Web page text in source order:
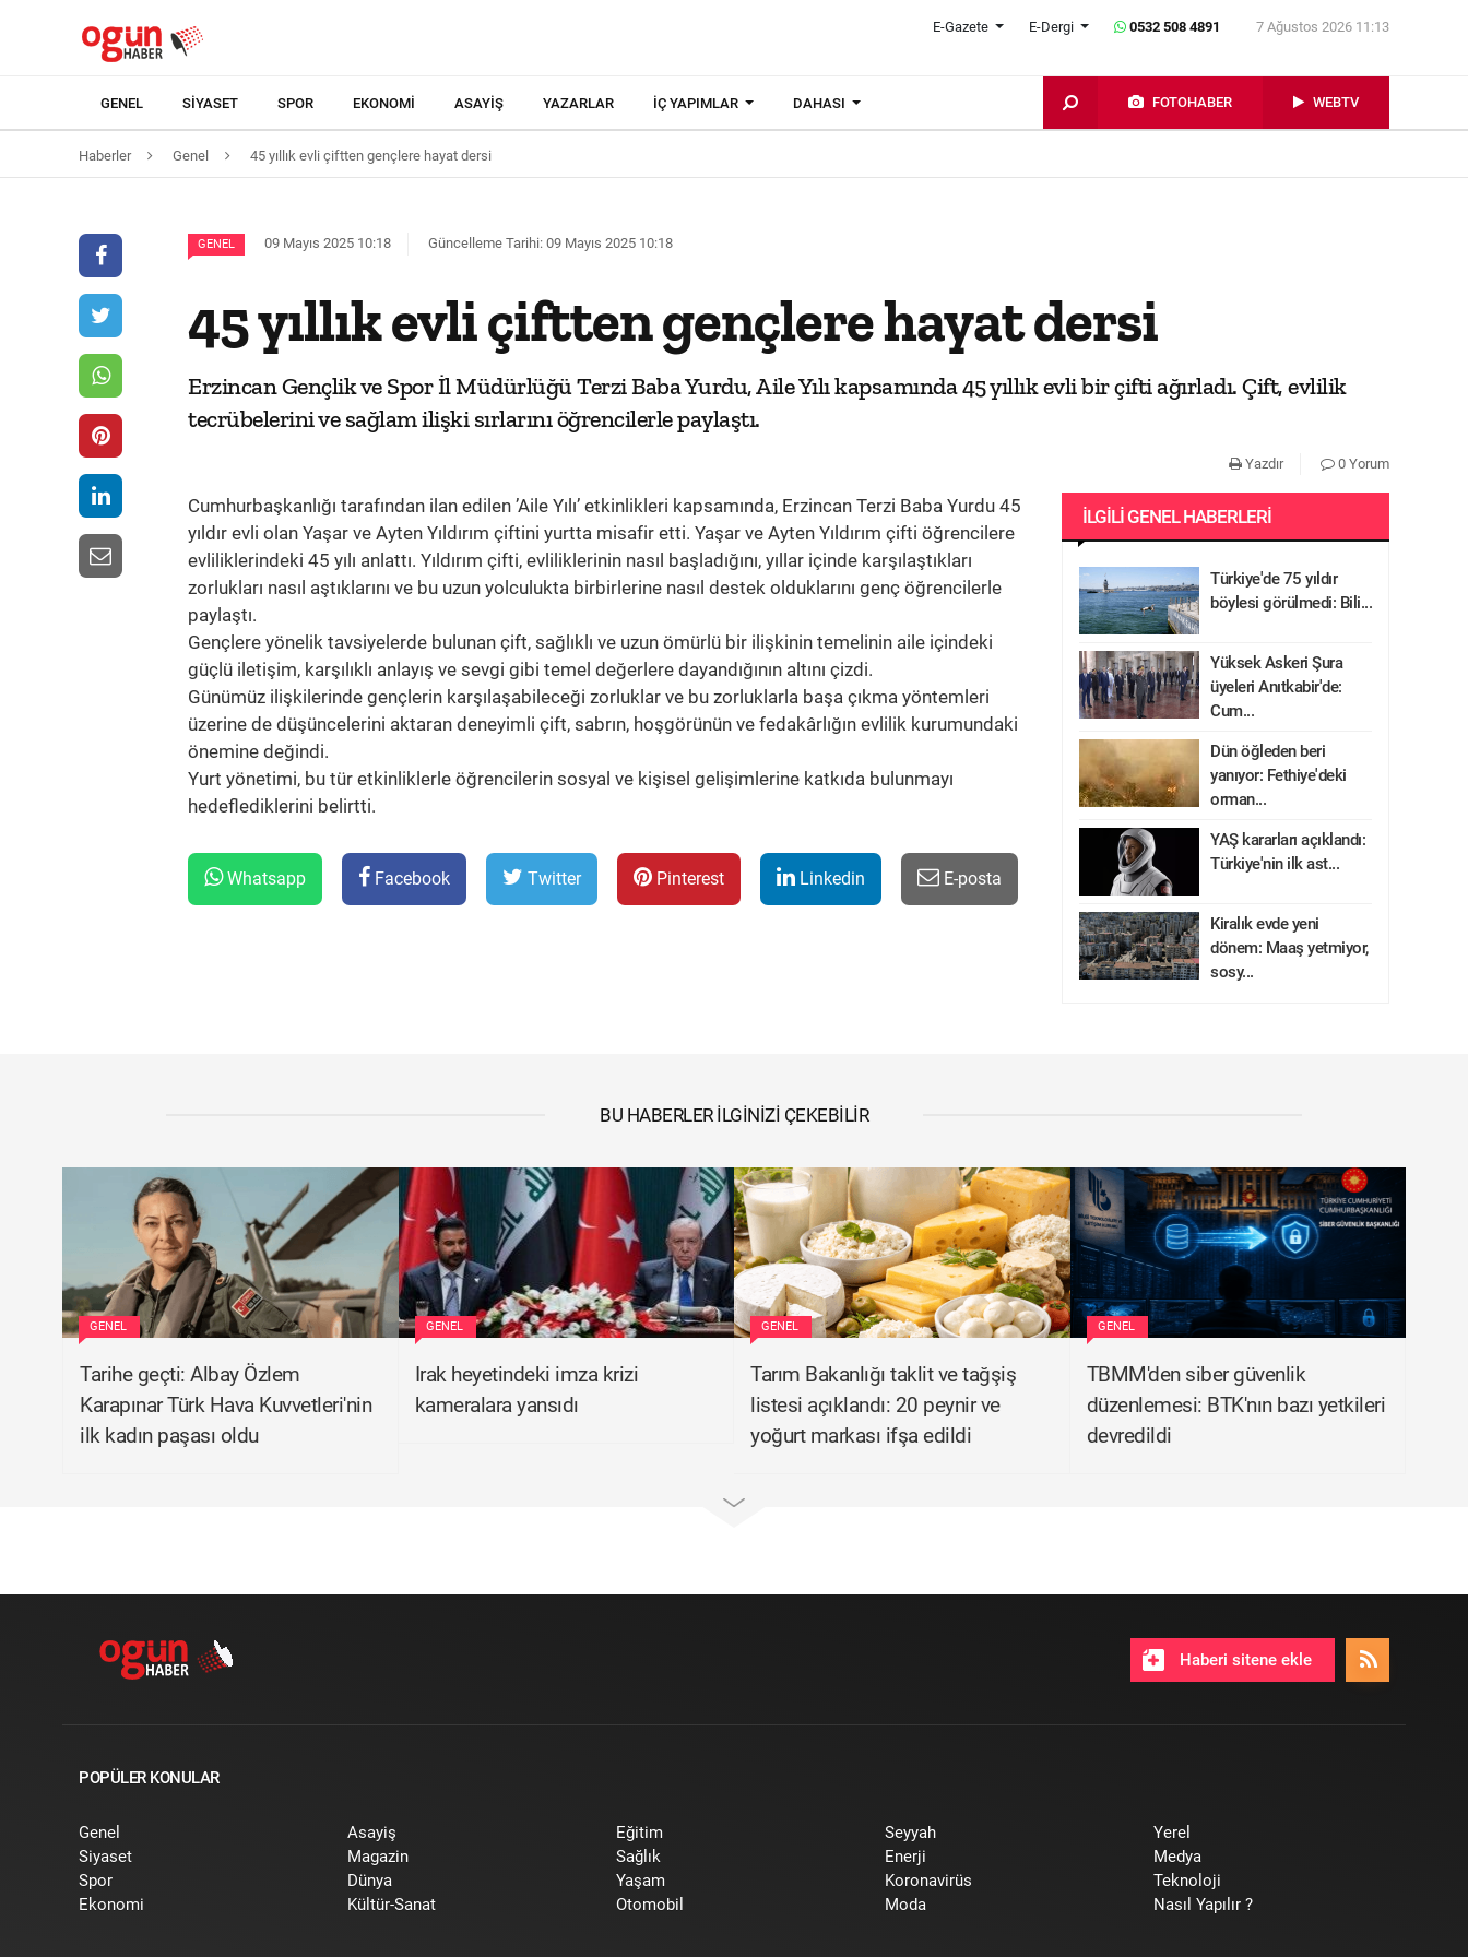
E-Gazete E-Dergi 0532 508 4891 7 Ağustos 2026 11:13
GENEL SIYASET SPOR EKONOMI ASAYIŞ YAZARLAR İÇ YAPIMLAR DAHASI FOTOHABER WEBTV
Haberler Genel 45 yıllık evli çiftten gençlere hayat dersi
GENEL 09 Mayıs 2025 10:18 Güncelleme Tarihi: 09 Mayıs 2025 10:18
45 yıllık evli çiftten gençlere hayat dersi
Erzincan Gençlik ve Spor İl Müdürlüğü Terzi Baba Yurdu, Aile Yılı kapsamında 45 yıllık evli bir çifti ağırladı. Çift, evlilik
tecrübelerini ve sağlam ilişki sırlarını öğrencilerle paylaştı.
Yazdır 0 Yorum
Cumhurbaşkanlığı tarafından ilan edilen ’Aile Yılı’ etkinlikleri kapsamında, Erzincan Terzi Baba Yurdu 45
yıldır evli olan Yaşar ve Ayten Yıldırım çiftini yurtta misafir etti. Yaşar ve Ayten Yıldırım çifti öğrencilere
evliliklerindeki 45 yılı anlattı. Yıldırım çifti, evliliklerinin nasıl başladığını, yıllar içinde karşılaştıkları
zorlukları nasıl aştıklarını ve bu uzun yolculukta birbirlerine nasıl destek olduklarını genç öğrencilerle
paylaştı.
Gençlere yönelik tavsiyelerde bulunan çift, sağlıklı ve uzun ömürlü bir ilişkinin temelinin aile içindeki
güçlü iletişim, karşılıklı anlayış ve sevgi gibi temel değerlere dayandığının altını çizdi.
Günümüz ilişkilerinde gençlerin karşılaşabileceği zorluklar ve bu zorluklarla başa çıkma yöntemleri
üzerine de düşüncelerini aktaran deneyimli çift, sabrın, hoşgörünün ve fedakârlığın evlilik kurumundaki
önemine değindi.
Yurt yönetimi, bu tür etkinliklerle öğrencilerin sosyal ve kişisel gelişimlerine katkıda bulunmayı
hedeflediklerini belirtti.
Whatsapp Facebook Twitter Pinterest Linkedin E-posta
İLGILI GENEL HABERLERI
Türkiye'de 75 yıldır
böylesi görülmedi: Bili...
Yüksek Askeri Şura
üyeleri Anıtkabir'de:
Cum...
Dün öğleden beri
yanıyor: Fethiye'deki
orman...
YAŞ kararları açıklandı:
Türkiye'nin ilk ast...
Kiralık evde yeni
dönem: Maaş yetmiyor,
sosy...
BU HABERLER İLGINIZI ÇEKEBILIR
GENEL
Tarihe geçti: Albay Özlem
Karapınar Türk Hava Kuvvetleri'nin
ilk kadın paşası oldu
GENEL
Irak heyetindeki imza krizi
kameralara yansıdı
GENEL
Tarım Bakanlığı taklit ve tağşiş
listesi açıklandı: 20 peynir ve
yoğurt markası ifşa edildi
GENEL
TBMM'den siber güvenlik
düzenlemesi: BTK'nın bazı yetkileri
devredildi
Haberi sitene ekle
POPÜLER KONULAR
Genel
Siyaset
Spor
Ekonomi
Asayiş
Magazin
Dünya
Kültür-Sanat
Eğitim
Sağlık
Yaşam
Otomobil
Seyyah
Enerji
Koronavirüs
Moda
Yerel
Medya
Teknoloji
Nasıl Yapılır ?